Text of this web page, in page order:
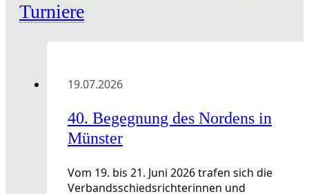
Turniere
19.07.2026
40. Begegnung des Nordens in
Münster
Vom 19. bis 21. Juni 2026 trafen sich die
Verbandsschiedsrichterinnen und